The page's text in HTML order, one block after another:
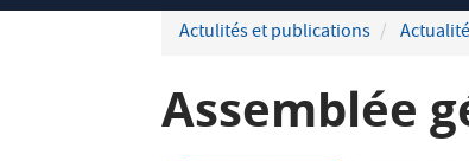
Actulités et publications
Assemblée